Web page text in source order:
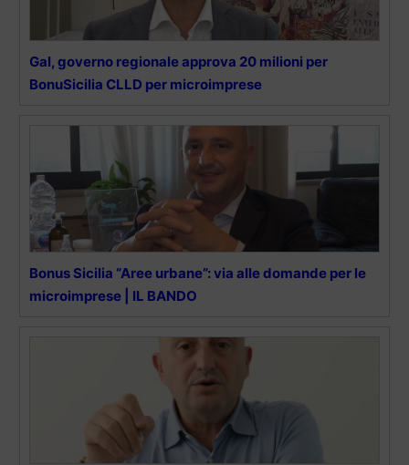
Gal, governo regionale approva 20 milioni per
BonuSicilia CLLD per microimprese
Bonus Sicilia “Aree urbane”: via alle domande per le
microimprese | IL BANDO